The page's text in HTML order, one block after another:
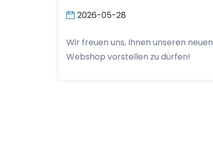
2026-05-28
Wir freuen uns, Ihnen unseren neuen
Webshop vorstellen zu dürfen!